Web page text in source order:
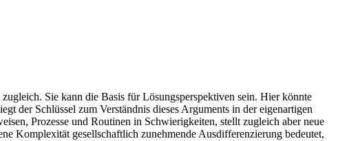
Sie kann die Basis für Lösungsperspektiven sein. Hier könnte
der Schlüssel zum Verständnis dieses Arguments in der eigenartigen
Prozesse und Routinen in Schwierigkeiten, stellt zugleich aber neue
Komplexität gesellschaftlich zunehmende Ausdifferenzierung bedeutet,